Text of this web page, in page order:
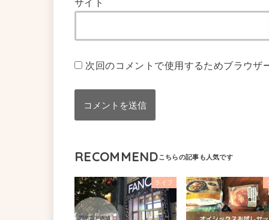
次回のコメントで使用するためブラウザ
RECOMMEND
ライフ